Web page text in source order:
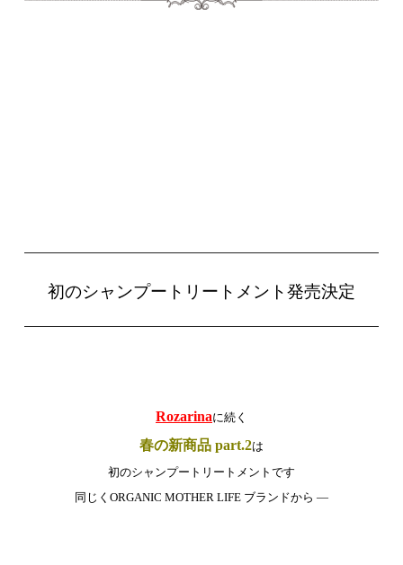
初のシャンプートリートメント発売決定
Rozarinaに続く
春の新商品 part.2は
初のシャンプートリートメントです
同じくORGANIC MOTHER LIFE ブランドから —